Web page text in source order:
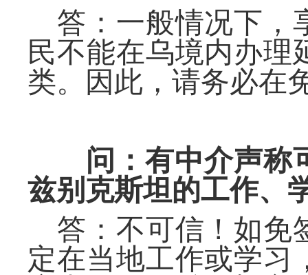
答：一般情况下，
民不能在乌境内办理
类。 因此，请务必在
问：有中介声称
兹别克斯坦的工作、
答：不可信！如免
定在当地工作或学习